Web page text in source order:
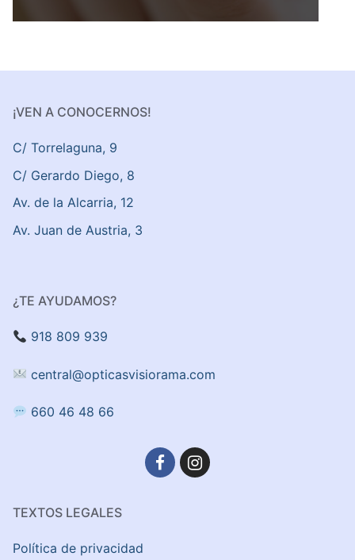
¡VEN A CONOCERNOS!
C/ Torrelaguna, 9
C/ Gerardo Diego, 8
Av. de la Alcarria, 12
Av. Juan de Austria, 3
¿TE AYUDAMOS?
918 809 939
central@opticasvisiorama.com
660 46 48 66
TEXTOS LEGALES
Política de privacidad